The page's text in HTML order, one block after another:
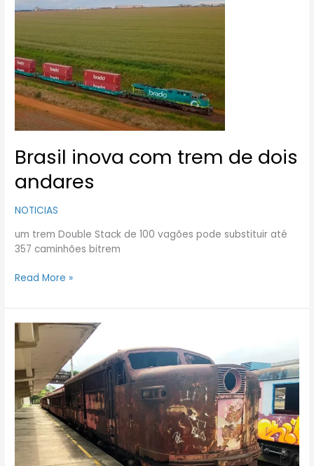
Brasil inova com trem de dois
andares
NOTICIAS
um trem Double Stack de 100 vagões pode substituir até
357 caminhões bitrem
inova
trem
de
dois
andares
Read More »
‘Biriba’,
se
deteriora
na
Leopoldina